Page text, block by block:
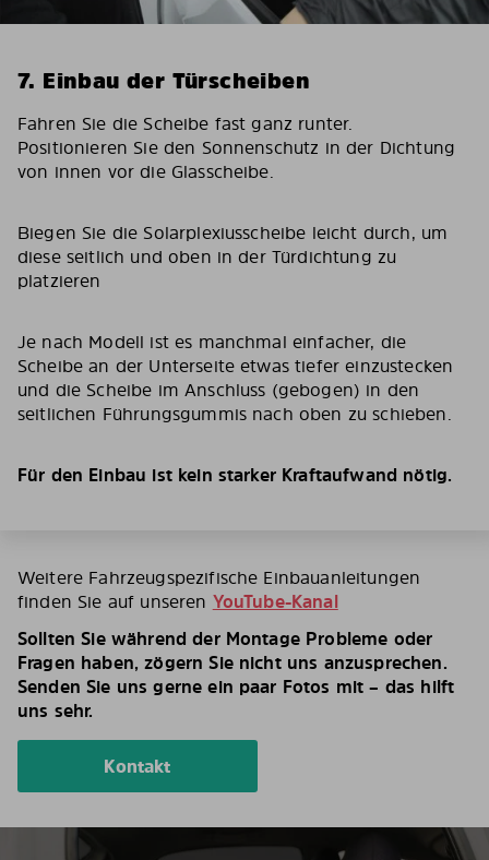
7. Einbau der Türscheiben
Fahren Sie die Scheibe fast ganz runter.
Positionieren Sie den Sonnenschutz in der Dichtung
von innen vor die Glasscheibe.
Biegen Sie die Solarplexiusscheibe leicht durch, um
diese seitlich und oben in der Türdichtung zu
platzieren
Je nach Modell ist es manchmal einfacher, die
Scheibe an der Unterseite etwas tiefer einzustecken
und die Scheibe im Anschluss (gebogen) in den
seitlichen Führungsgummis nach oben zu schieben.
Für den Einbau ist kein starker Kraftaufwand nötig.
Weitere Fahrzeugspezifische Einbauanleitungen
finden Sie auf unseren YouTube-Kanal
Sollten Sie während der Montage Probleme oder
Fragen haben, zögern Sie nicht uns anzusprechen.
Senden Sie uns gerne ein paar Fotos mit – das hilft
uns sehr.
Kontakt